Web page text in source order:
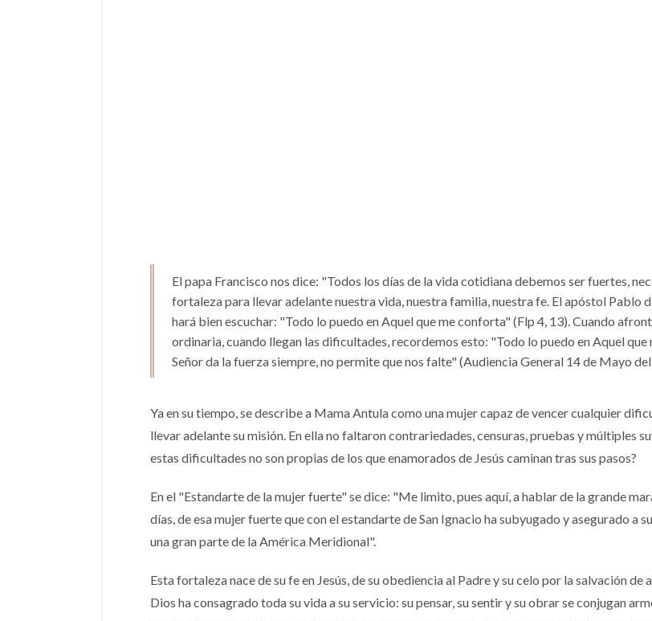
El papa Francisco nos dice: "Todos los días de la vida cotidiana debemos ser fuertes,
fortaleza para llevar adelante nuestra vida, nuestra familia, nuestra fe. El apóstol Pablo
hará bien escuchar: "Todo lo puedo en Aquel que me conforta" (Flp 4, 13). Cuando
ordinaria, cuando llegan las dificultades, recordemos esto: "Todo lo puedo en Aquel que
Señor da la fuerza siempre, no permite que nos falte" (Audiencia General 14 de Mayo
Ya en su tiempo, se describe a Mama Antula como una mujer capaz de vencer cualquier
llevar adelante su misión. En ella no faltaron contrariedades, censuras, pruebas y múltiples
estas dificultades no son propias de los que enamorados de Jesús caminan tras sus pasos?
En el "Estandarte de la mujer fuerte" se dice: "Me limito, pues aquí, a hablar de la grande
días, de esa mujer fuerte que con el estandarte de San Ignacio ha subyugado y asegurado a
una gran parte de la América Meridional".
Esta fortaleza nace de su fe en Jesús, de su obediencia al Padre y su celo por la salvación de
Dios ha consagrado toda su vida a su servicio: su pensar, su sentir y su obrar se conjugan